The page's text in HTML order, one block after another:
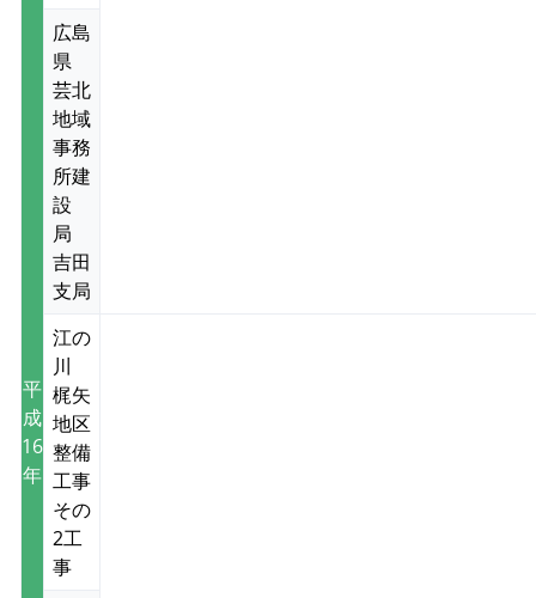
平
成
16
年
広島
県
芸北
地域
事務
所建
設
局
吉田
支局
江の
川
梶矢
地区
整備
工事
その
2工
事